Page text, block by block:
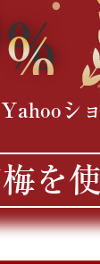
％
シ
を